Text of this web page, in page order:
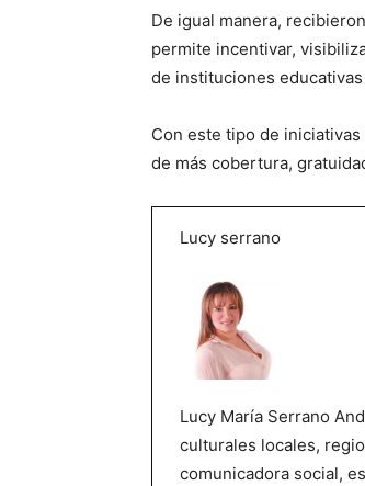
De igual manera,
permite incentivar,
de instituciones
Con este tipo de
de más cobertura,
Lucy serrano
Lucy María Serrano
culturales locales,
comunicadora social,